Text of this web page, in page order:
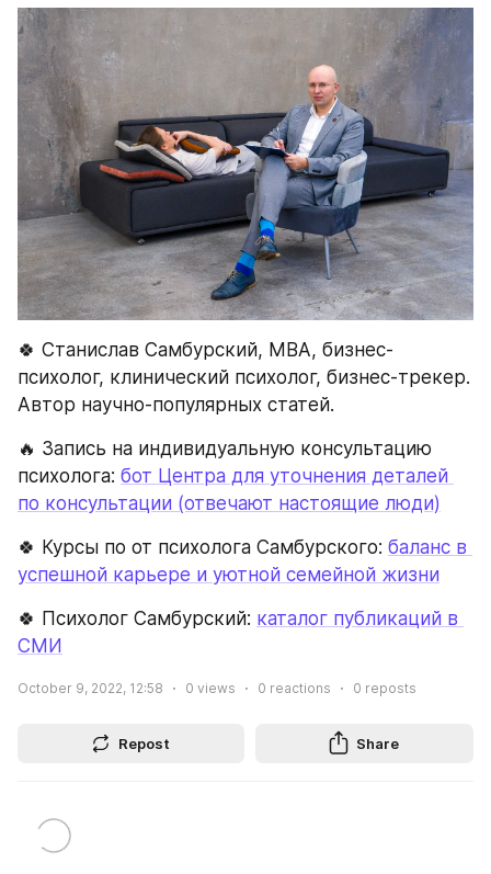
🍀 Станислав Самбурский, МВА, бизнес-
психолог, клинический психолог, бизнес-трекер.
Автор научно-популярных статей.
🔥 Запись на индивидуальную консультацию
психолога: бот Центра для уточнения деталей
по консультации (отвечают настоящие люди)
🍀 Курсы по от психолога Самбурского: баланс в
успешной карьере и уютной семейной жизни
🍀 Психолог Самбурский: каталог публикаций в
СМИ
October 9, 2022, 12:58 0 views 0 reactions 0 reposts
Repost Share